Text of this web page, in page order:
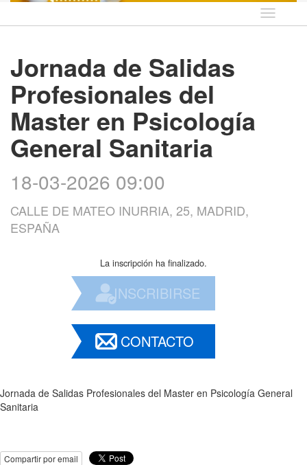
Idioma
Jornada de Salidas
Profesionales del
Master en Psicología
General Sanitaria
18-03-2026 09:00
CALLE DE MATEO INURRIA, 25, MADRID,
ESPAÑA
La inscripción ha finalizado.
INSCRIBIRSE
CONTACTO
Jornada de Salidas Profesionales del Master en Psicología General
Sanitaria
Compartir por email